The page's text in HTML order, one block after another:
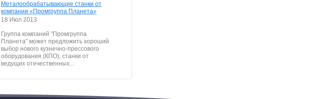
Металообрабатывающие станки от
компании «Промгруппа Планета»
18 Июл 2013
Группа компаний "Промгруппа
Планета" может предложить хороший
выбор нового кузнечно-прессового
оборудования (КПО), станки от
ведущих отечественных...